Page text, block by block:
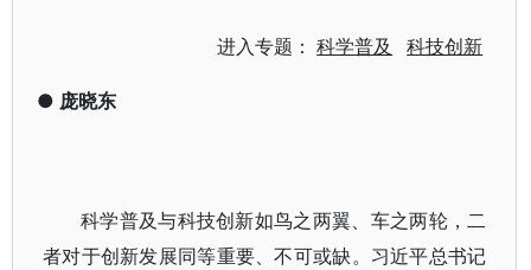
进入专题：科学普及 科技创新
● 庞晓东
科学普及与科技创新如鸟之两翼、车之两轮，二
者对于创新发展同等重要、不可或缺。习近平总书记